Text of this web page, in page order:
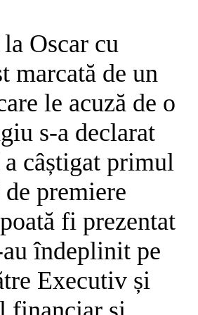
Oscar cu
marcată de un
le acuză de o
s-a declarat
câștigat primul
premiere
fi prezentat
îndeplinit pe
Executiv și